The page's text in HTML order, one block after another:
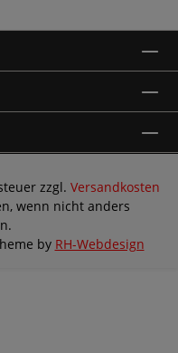
zzgl. Versandkosten
wenn nicht anders
by RH-Webdesign